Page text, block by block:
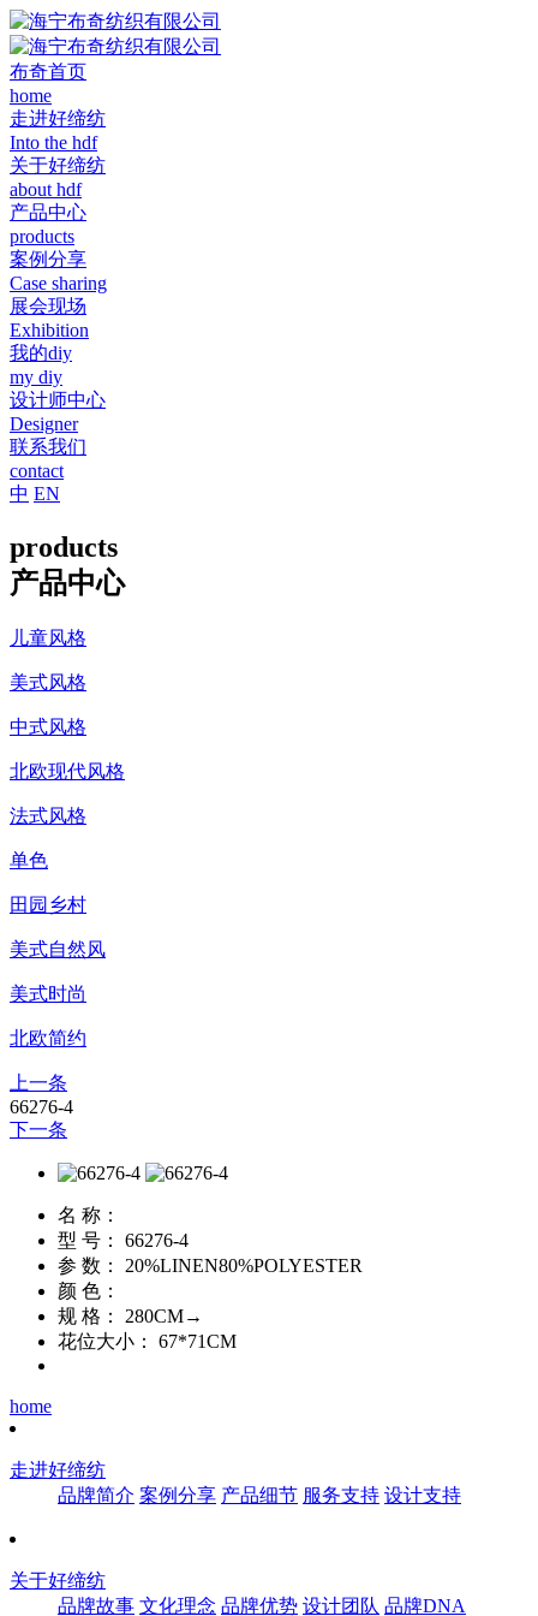
布奇首页
home
走进好缔纺
Into the hdf
关于好缔纺
about hdf
产品中心
products
案例分享
Case sharing
展会现场
Exhibition
我的diy
my diy
设计师中心
Designer
联系我们
contact
中 EN
products
产品中心
儿童风格
美式风格
中式风格
北欧现代风格
法式风格
单色
田园乡村
美式自然风
美式时尚
北欧简约
上一条
66276-4
下一条
名 称：
型 号：
66276-4
参 数：
20%LINEN80%POLYESTER
颜 色：
规 格：
280CM→
花位大小：
67*71CM
home
走进好缔纺
品牌简介 案例分享 产品细节 服务支持 设计支持
关于好缔纺
品牌故事 文化理念 品牌优势 设计团队 品牌DNA